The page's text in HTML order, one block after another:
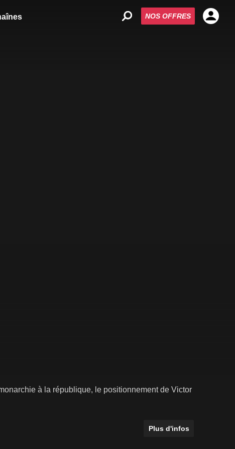
NOS OFFRES
à la république, le positionnement de Victor
Plus d'infos